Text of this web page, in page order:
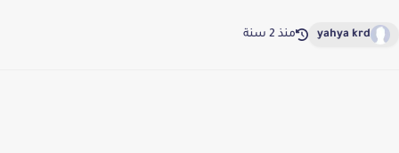
yahya krd منذ 2 سنة